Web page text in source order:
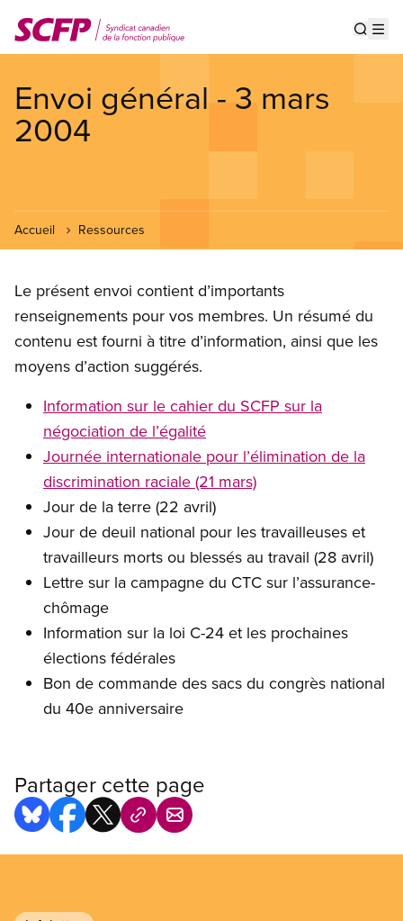
au
contenu
Envoi général - 3 mars
2004
Accueil Ressources
Le présent envoi contient d’importants
renseignements pour vos membres. Un résumé du
contenu est fourni à titre d’information, ainsi que les
moyens d’action suggérés.
Information sur le cahier du SCFP sur la
négociation de l’égalité
Journée internationale pour l’élimination de la
discrimination raciale (21 mars)
Jour de la terre (22 avril)
Jour de deuil national pour les travailleuses et
travailleurs morts ou blessés au travail (28 avril)
Lettre sur la campagne du CTC sur l’assurance-
chômage
Information sur la loi C-24 et les prochaines
élections fédérales
Bon de commande des sacs du congrès national
du 40e anniversaire
Partager cette page